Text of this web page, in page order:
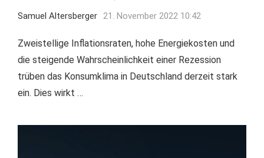
Samuel Altersberger 21. November 2022 10:42
Zweistellige Inflationsraten, hohe Energiekosten und
die steigende Wahrscheinlichkeit einer Rezession
trüben das Konsumklima in Deutschland derzeit stark
ein. Dies wirkt …